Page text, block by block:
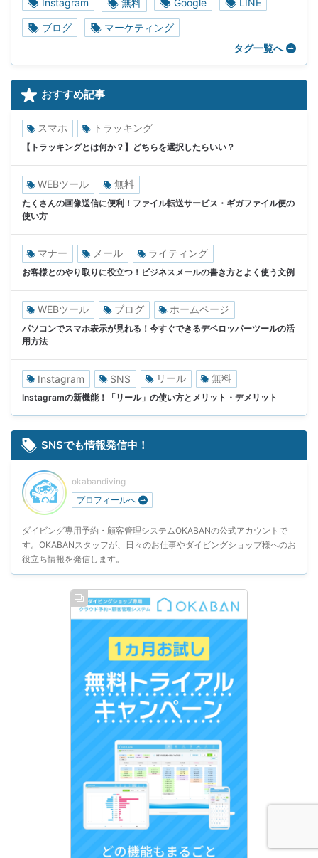
Instagram 無料 Google LINE
ブログ
マーケティング
タグ一覧へ
おすすめ記事
スマホ トラッキング
【トラッキングとは何か？】どちらを選択したらいい？
WEBツール 無料
たくさんの画像送信に便利！ファイル転送サービス・ギガファイル便の
使い方
マナー メール ライティング
お客様とのやり取りに役立つ！ビジネスメールの書き方とよく使う文例
WEBツール ブログ ホームページ
パソコンでスマホ表示が見れる！今すぐできるデベロッパーツールの活
用方法
Instagram SNS リール 無料
Instagramの新機能！「リール」の使い方とメリット・デメリット
SNSでも情報発信中！
okabandiving
プロフィールへ
ダイビング専用予約・顧客管理システムOKABANの公式アカウントで
す。OKABANスタッフが、日々のお仕事やダイビングショップ様へのお
役立ち情報を発信します。